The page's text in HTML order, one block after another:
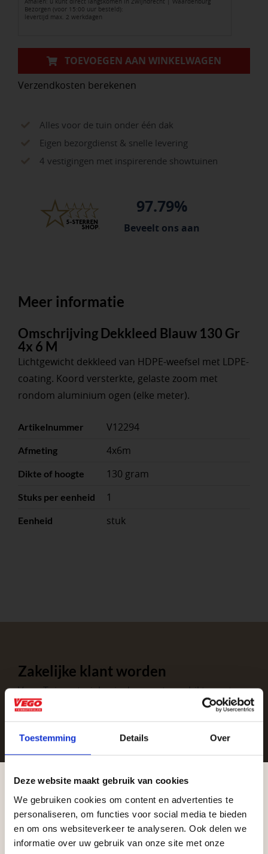
Toestemming Details Over
Deze website maakt gebruik van cookies
We gebruiken cookies om content en advertenties te
personaliseren, om functies voor social media te bieden
en om ons websiteverkeer te analyseren. Ook delen we
informatie over uw gebruik van onze site met onze
Gr
4x
M
aantal
Afhalen: u kunt direct langskomen in Zwijndrecht | Waardenburg
Bezorgen (voor 15:00 uur besteld):
levertijd max. 2 werkdagen
TOEVOEGEN AAN WINKELWAGEN
Verzendkosten berekenen
Alles voor de tuin onder één dak
Eigen bezorgdienst & snelle levering
4 vestigingen met inspirerende showtuinen
97.79%
Beveelt ons aan
Meer informatie
Omschrijving Dekkleed Blauw 130 Gr
4x 6 M
Lichtgewicht dekkleed van HDPE-weefsel met LDPE-
coating. Koord versterkte, gelaste zoom met
rondom aluminium ogen (elke meter).
Artikelnummer V12294
Afmeting 4x6m
Dikte of hoogte 130 gram
Stuks per eenheid 1
Eenheid stuk
Zakelijke klant worden
Vego Tuinmaterialen is de meest geschikte partner
voor zakelijke klanten op zoek naar tuin- en
infraproducten. Als professionele leverancier van
tuinmaterialen bieden wij een breed assortiment
aan producten van topkwaliteit. Lees meer over de
zakelijke mogelijkheden
Aangepaste openingstijden tijdens de
vakantieperiode